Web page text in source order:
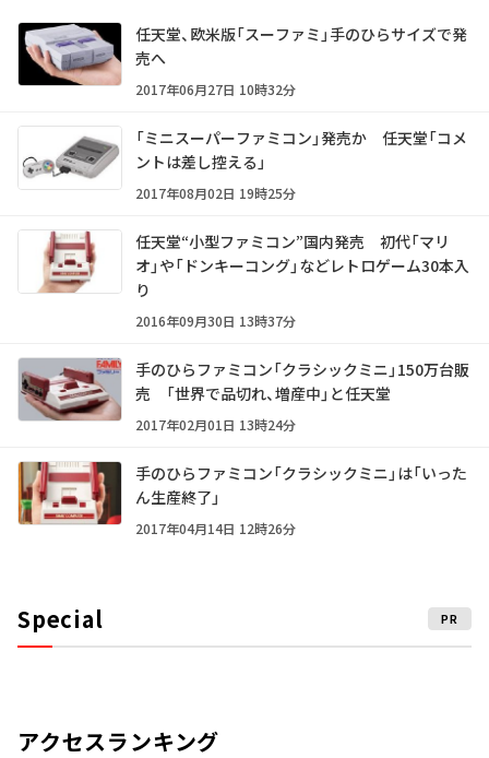
任天堂、欧米版「スーファミ」手のひらサイズで発
売へ
2017年06月27日 10時32分
「ミニスーパーファミコン」発売か 任天堂「コメ
ントは差し控える」
2017年08月02日 19時25分
任天堂“小型ファミコン”国内発売 初代「マリ
オ」や「ドンキーコング」などレトロゲーム30本入
り
2016年09月30日 13時37分
手のひらファミコン「クラシックミニ」150万台販
売 「世界で品切れ、増産中」と任天堂
2017年02月01日 13時24分
手のひらファミコン「クラシックミニ」は「いった
ん生産終了」
2017年04月14日 12時26分
Special PR
アクセスランキング